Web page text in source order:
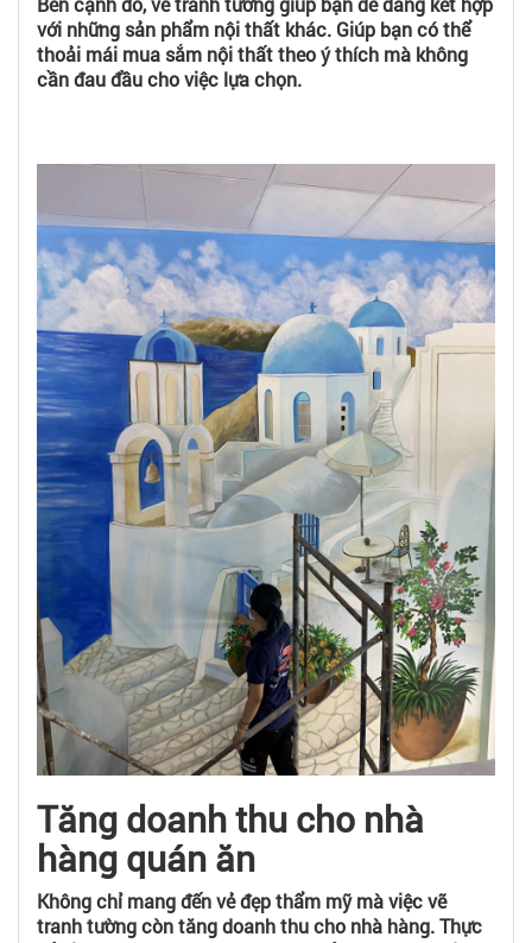
với những sản phẩm nội thất khác. Giúp bạn có thể
thoải mái mua sắm nội thất theo ý thích mà không
cần đau đầu cho việc lựa chọn.
Tăng doanh thu cho nhà
hàng quán ăn
Không chỉ mang đến vẻ đẹp thẩm mỹ mà việc vẽ
tranh tường còn tăng doanh thu cho nhà hàng. Thực